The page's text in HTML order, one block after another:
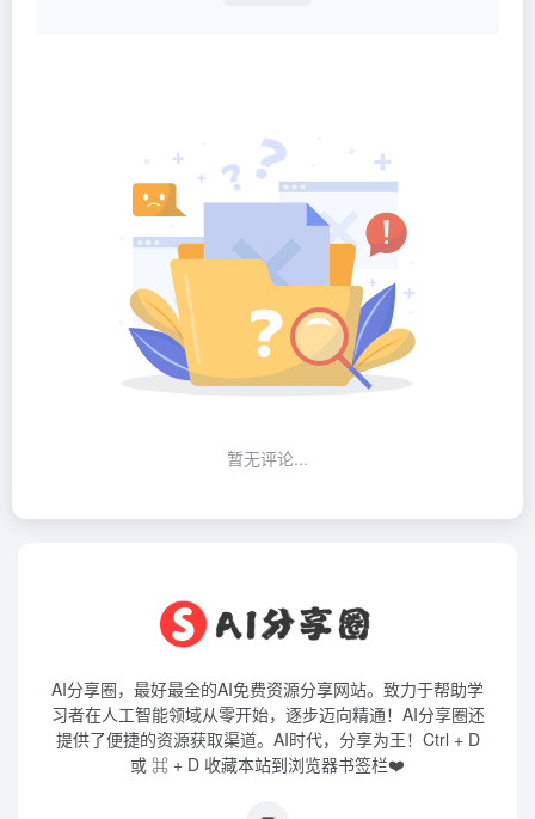
暂无评论...
AI分享圈，最好最全的AI免费资源分享网站。致力于帮助学
习者在人工智能领域从零开始，逐步迈向精通！AI分享圈还
提供了便捷的资源获取渠道。AI时代，分享为王！Ctrl + D
或 ⌘ + D 收藏本站到浏览器书签栏❤️